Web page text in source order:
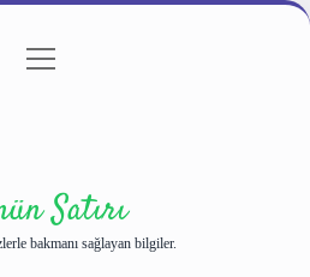
Politikası
menüyü
Satırı
bakmanı sağlayan bilgiler.